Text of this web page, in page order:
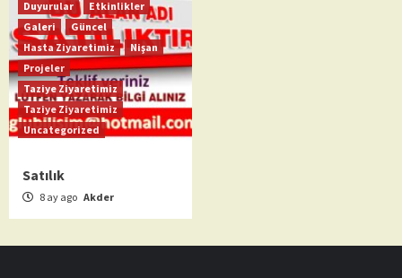
Duyurular
Etkinlikler
Galeri
Güncel
Hasta Ziyaretimiz
Nişan
Projeler
Taziye Ziyaretimiz
Taziye Ziyaretimiz
Uncategorized
Satılık
8 ay ago Akder